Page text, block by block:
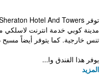
مدينة كوبي خدمة انترنت لاسلكي
تنس خارجية. كما يتوفر أيضاً
يوفر هذا الفندق وا...
المزيد